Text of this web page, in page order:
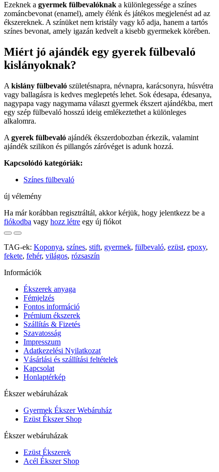
Ezeknek a gyermek fülbevalóknak a különlegessége a színes
zománcbevonat (enamel), amely élénk és játékos megjelenést ad az
ékszereknek. A színüket nem kristály vagy kő adja, hanem a tartós
színes bevonat, amely igazán kedvelt a kisebb gyermekek körében.
Miért jó ajándék egy gyerek fülbevaló
kislányoknak?
A kislány fülbevaló születésnapra, névnapra, karácsonyra, húsvétra
vagy ballagásra is kedves meglepetés lehet. Sok édesapa, édesanya,
nagypapa vagy nagymama választ gyermek ékszert ajándékba, mert
egy szép fülbevaló hosszú ideig emlékeztethet a különleges
alkalomra.
A gyerek fülbevaló ajándék ékszerdobozban érkezik, valamint
ajándék szilikon és pillangós záróvéget is adunk hozzá.
Kapcsolódó kategóriák:
Színes fülbevaló
új vélemény
Ha már korábban regisztráltál, akkor kérjük, hogy jelentkezz be a
fiókodba vagy hozz létre egy új fiókot
TAG-ek: Koponya, színes, stift, gyermek, fülbevaló, ezüst, epoxy,
fekete, fehér, világos, rózsaszín
Információk
Ékszerek anyaga
Fémjelzés
Fontos információ
Prémium ékszerek
Szállítás & Fizetés
Szavatosság
Impresszum
Adatkezelési Nyilatkozat
Vásárlási és szállítási feltételek
Kapcsolat
Honlaptérkép
Ékszer webáruházak
Gyermek Ékszer Webáruház
Ezüst Ékszer Shop
Ékszer webáruházak
Ezüst Ékszerek
Acél Ékszer Shop